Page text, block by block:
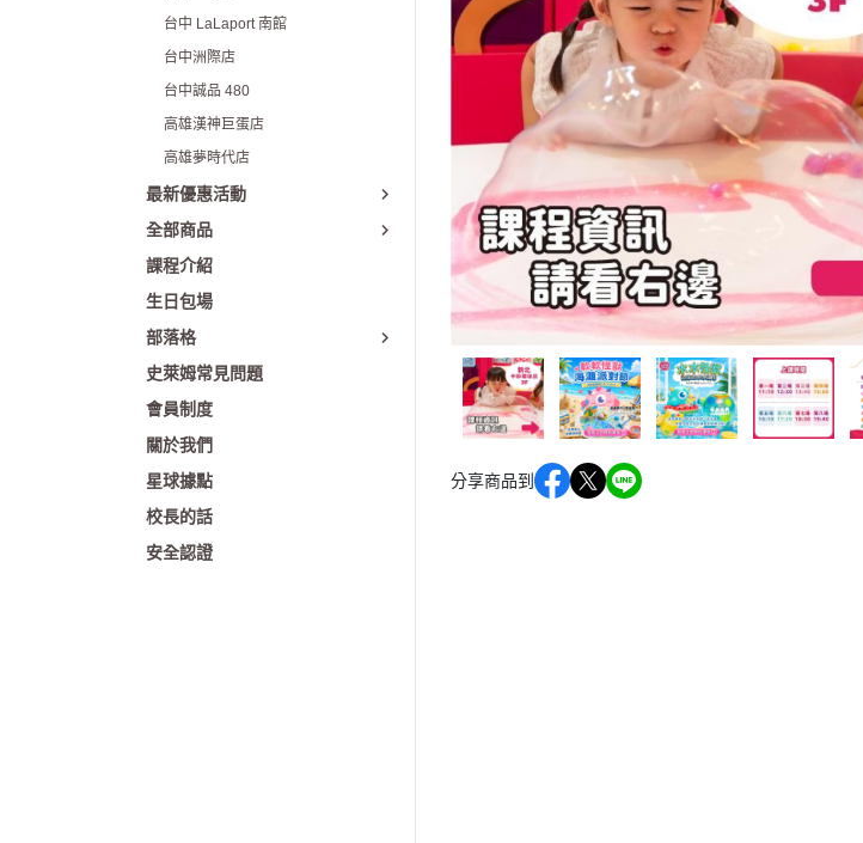
台中 LaLaport 南館
台中洲際店
台中誠品 480
高雄漢神巨蛋店
高雄夢時代店
最新優惠活動
全部商品
課程介紹
生日包場
部落格
史萊姆常見問題
會員制度
關於我們
星球據點
校長的話
安全認證
分享商品到